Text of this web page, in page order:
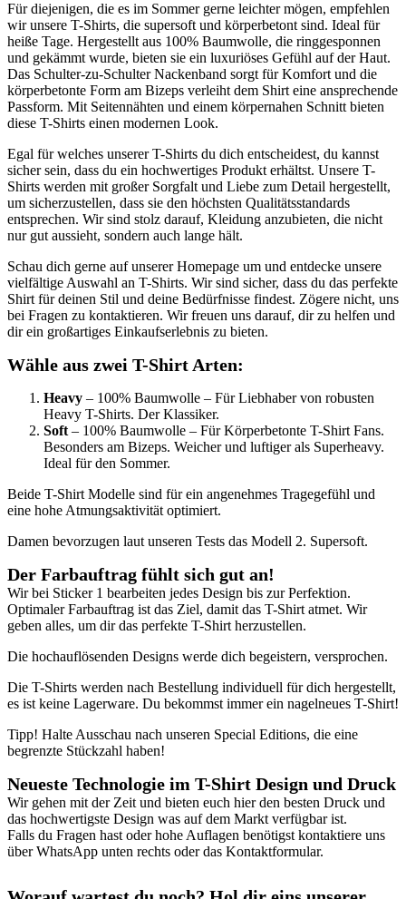
Für diejenigen, die es im Sommer gerne leichter mögen, empfehlen
wir unsere T-Shirts, die supersoft und körperbetont sind. Ideal für
heiße Tage. Hergestellt aus 100% Baumwolle, die ringgesponnen
und gekämmt wurde, bieten sie ein luxuriöses Gefühl auf der Haut.
Das Schulter-zu-Schulter Nackenband sorgt für Komfort und die
körperbetonte Form am Bizeps verleiht dem Shirt eine ansprechende
Passform. Mit Seitennähten und einem körpernahen Schnitt bieten
diese T-Shirts einen modernen Look.
Egal für welches unserer T-Shirts du dich entscheidest, du kannst
sicher sein, dass du ein hochwertiges Produkt erhältst. Unsere T-
Shirts werden mit großer Sorgfalt und Liebe zum Detail hergestellt,
um sicherzustellen, dass sie den höchsten Qualitätsstandards
entsprechen. Wir sind stolz darauf, Kleidung anzubieten, die nicht
nur gut aussieht, sondern auch lange hält.
Schau dich gerne auf unserer Homepage um und entdecke unsere
vielfältige Auswahl an T-Shirts. Wir sind sicher, dass du das perfekte
Shirt für deinen Stil und deine Bedürfnisse findest. Zögere nicht, uns
bei Fragen zu kontaktieren. Wir freuen uns darauf, dir zu helfen und
dir ein großartiges Einkaufserlebnis zu bieten.
Wähle aus zwei T-Shirt Arten:
Heavy – 100% Baumwolle – Für Liebhaber von robusten
Heavy T-Shirts. Der Klassiker.
Soft – 100% Baumwolle – Für Körperbetonte T-Shirt Fans.
Besonders am Bizeps. Weicher und luftiger als Superheavy.
Ideal für den Sommer.
Beide T-Shirt Modelle sind für ein angenehmes Tragegefühl und
eine hohe Atmungsaktivität optimiert.
Damen bevorzugen laut unseren Tests das Modell 2. Supersoft.
Der Farbauftrag fühlt sich gut an!
Wir bei Sticker 1 bearbeiten jedes Design bis zur Perfektion.
Optimaler Farbauftrag ist das Ziel, damit das T-Shirt atmet. Wir
geben alles, um dir das perfekte T-Shirt herzustellen.
Die hochauflösenden Designs werde dich begeistern, versprochen.
Die T-Shirts werden nach Bestellung individuell für dich hergestellt,
es ist keine Lagerware. Du bekommst immer ein nagelneues T-Shirt!
Tipp! Halte Ausschau nach unseren Special Editions, die eine
begrenzte Stückzahl haben!
Neueste Technologie im T-Shirt Design und Druck
Wir gehen mit der Zeit und bieten euch hier den besten Druck und
das hochwertigste Design was auf dem Markt verfügbar ist.
Falls du Fragen hast oder hohe Auflagen benötigst kontaktiere uns
über WhatsApp unten rechts oder das Kontaktformular.